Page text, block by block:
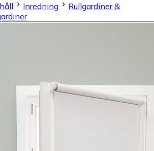
Inredning
Rullgardiner &